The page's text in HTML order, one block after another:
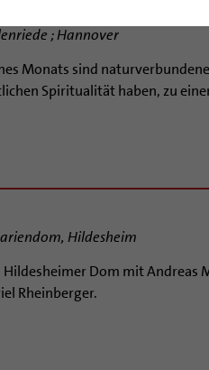
; Hannover
Monats sind
Spiritualität haben, zu
Hildesheim
Dom mit Andreas
Rheinberger.